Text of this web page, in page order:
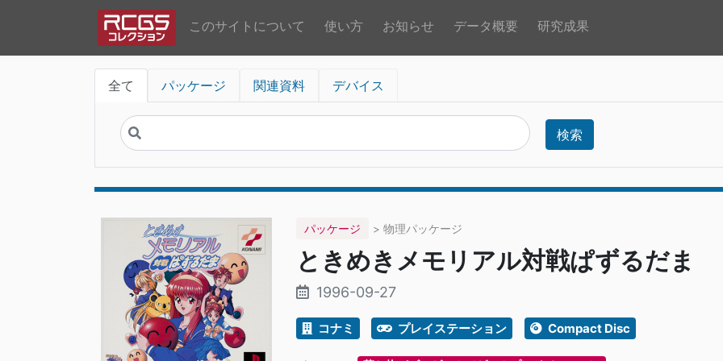
このサイトについて 使い方 お知らせ データ概要 研究成果
全て パッケージ 関連資料 デバイス
検索
パッケージ > 物理パッケージ
ときめきメモリアル対戦ぱずるだま
1996-09-27
コナミ プレイステーション Compact Disc